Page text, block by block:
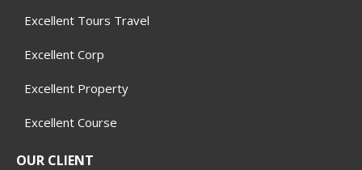
Excellent Tours Travel
Excellent Corp
Excellent Property
Excellent Course
OUR CLIENT